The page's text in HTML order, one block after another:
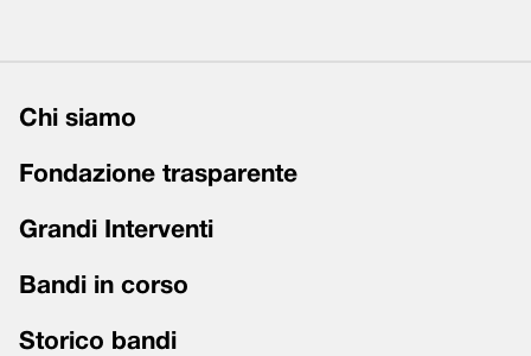
Chi siamo
Fondazione trasparente
Grandi Interventi
Bandi in corso
Storico bandi